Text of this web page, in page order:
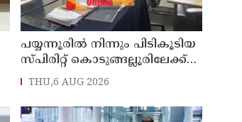
പയ്യന്നൂരിൽ നിന്നും പിടികൂടിയ
സ്പിരിറ്റ് കൊടുങ്ങല്ലൂരിലേക്ക്
എത്തിക്കാൻ പദ്ധതിയിട്ടുവെന്ന്
എക്സൈസ് ഡെപ്യൂട്ടി
കമ്മിഷണർ
THU,6 AUG 2026